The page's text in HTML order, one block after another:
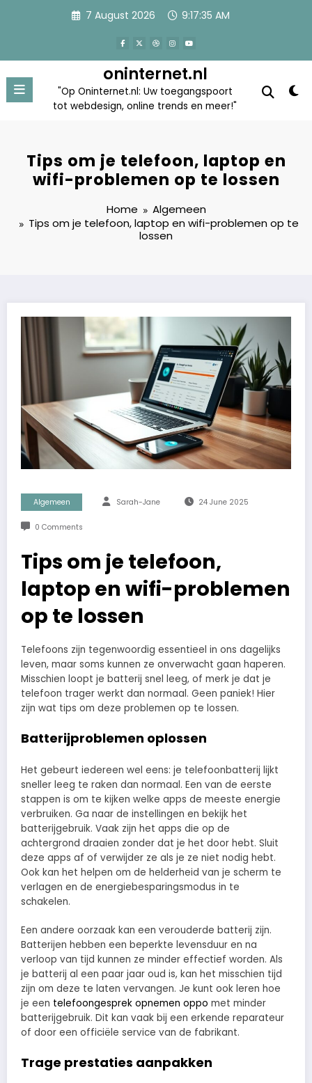
7 August 2026 9:17:35 AM
oninternet.nl
"Op Oninternet.nl: Uw toegangspoort
tot webdesign, online trends en meer!"
Tips om je telefoon, laptop en
wifi-problemen op te lossen
Home
Algemeen
Tips om je telefoon, laptop en wifi-problemen op te
lossen
Algemeen Sarah-Jane 24 June 2025
0 Comments
Tips om je telefoon,
laptop en wifi-problemen
op te lossen
Telefoons zijn tegenwoordig essentieel in ons dagelijks
leven, maar soms kunnen ze onverwacht gaan haperen.
Misschien loopt je batterij snel leeg, of merk je dat je
telefoon trager werkt dan normaal. Geen paniek! Hier
zijn wat tips om deze problemen op te lossen.
Batterijproblemen oplossen
Het gebeurt iedereen wel eens: je telefoonbatterij lijkt
sneller leeg te raken dan normaal. Een van de eerste
stappen is om te kijken welke apps de meeste energie
verbruiken. Ga naar de instellingen en bekijk het
batterijgebruik. Vaak zijn het apps die op de
achtergrond draaien zonder dat je het door hebt. Sluit
deze apps af of verwijder ze als je ze niet nodig hebt.
Ook kan het helpen om de helderheid van je scherm te
verlagen en de energiebesparingsmodus in te
schakelen.
Een andere oorzaak kan een verouderde batterij zijn.
Batterijen hebben een beperkte levensduur en na
verloop van tijd kunnen ze minder effectief worden. Als
je batterij al een paar jaar oud is, kan het misschien tijd
zijn om deze te laten vervangen. Je kunt ook leren hoe
je een telefoongesprek opnemen oppo met minder
batterijgebruik. Dit kan vaak bij een erkende reparateur
of door een officiële service van de fabrikant.
Trage prestaties aanpakken